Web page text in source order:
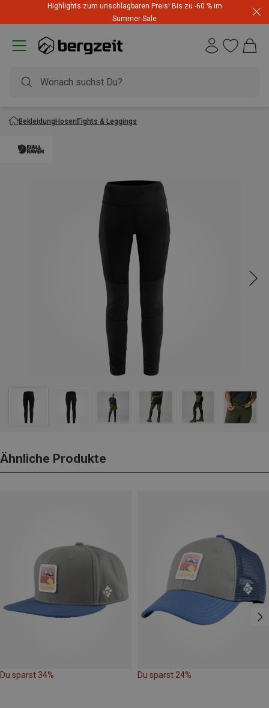
Highlights zum unschlagbaren Preis! Bis zu -60 % im
Summer Sale
BekleidungHosenTights & Leggings
Ähnliche Produkte
Du sparst 34% Du sparst 24%